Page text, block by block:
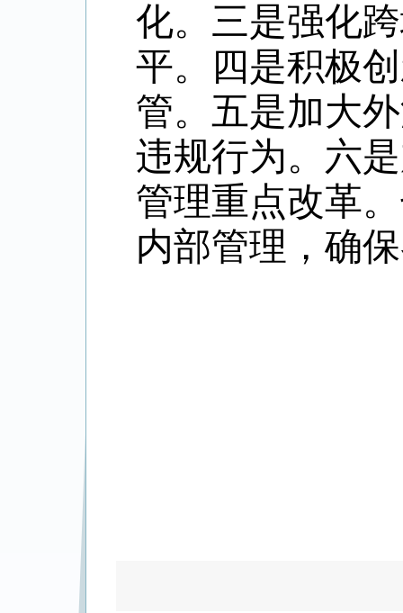
化。三是强化
平。四是积极
管。五是加大
违规行为。六
管理重点改革
内部管理，确